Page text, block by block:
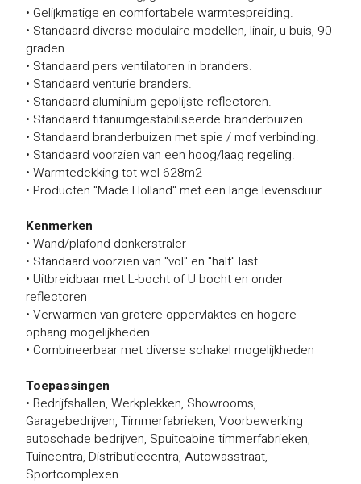
• Gelijkmatige en comfortabele warmtespreiding.
• Standaard diverse modulaire modellen, linair, u-buis, 90
graden.
• Standaard pers ventilatoren in branders.
• Standaard venturie branders.
• Standaard aluminium gepolijste reflectoren.
• Standaard titaniumgestabiliseerde branderbuizen.
• Standaard branderbuizen met spie / mof verbinding.
• Standaard voorzien van een hoog/laag regeling.
• Warmtedekking tot wel 628m2
• Producten "Made Holland" met een lange levensduur.
Kenmerken
• Wand/plafond donkerstraler
• Standaard voorzien van "vol" en "half" last
• Uitbreidbaar met L-bocht of U bocht en onder
reflectoren
• Verwarmen van grotere oppervlaktes en hogere
ophang mogelijkheden
• Combineerbaar met diverse schakel mogelijkheden
Toepassingen
• Bedrijfshallen, Werkplekken, Showrooms,
Garagebedrijven, Timmerfabrieken, Voorbewerking
autoschade bedrijven, Spuitcabine timmerfabrieken,
Tuincentra, Distributiecentra, Autowasstraat,
Sportcomplexen.